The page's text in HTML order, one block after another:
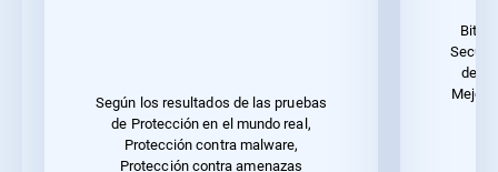
Según los resultados de las pruebas
de Protección en el mundo real,
Protección contra malware,
Protección contra amenazas
de
Mejor